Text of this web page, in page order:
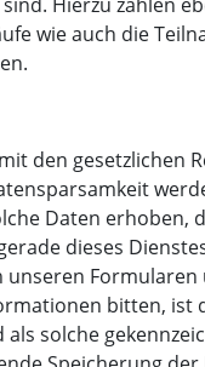
wie auch die
den gesetzlichen
Daten erhoben,
dieses
unseren Formularen
bitten, ist
solche